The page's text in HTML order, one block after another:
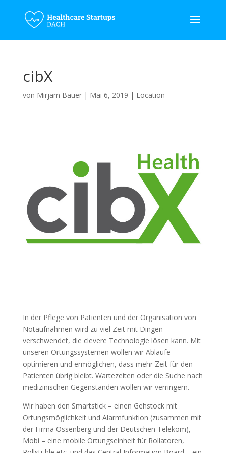
cibX
von Mirjam Bauer| Mai 6, 2019 | Location
In der Pflege von Patienten und der Organisation von
Notaufnahmen wird zu viel Zeit mit Dingen
verschwendet, die clevere Technologie lösen kann. Mit
unseren Ortungssystemen wollen wir Abläufe
optimieren und ermöglichen, dass mehr Zeit für den
Patienten übrig bleibt. Wartezeiten oder die Suche nach
medizinischen Gegenständen wollen wir verringern.
Wir haben den Smartstick – einen Gehstock mit
Ortungsmöglichkeit und Alarmfunktion (zusammen mit
der Firma Ossenberg und der Deutschen Telekom),
Mobi – eine mobile Ortungseinheit für Rollatoren,